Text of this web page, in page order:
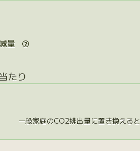
量 
たり
一般家庭のCO2排出量に置き換えると